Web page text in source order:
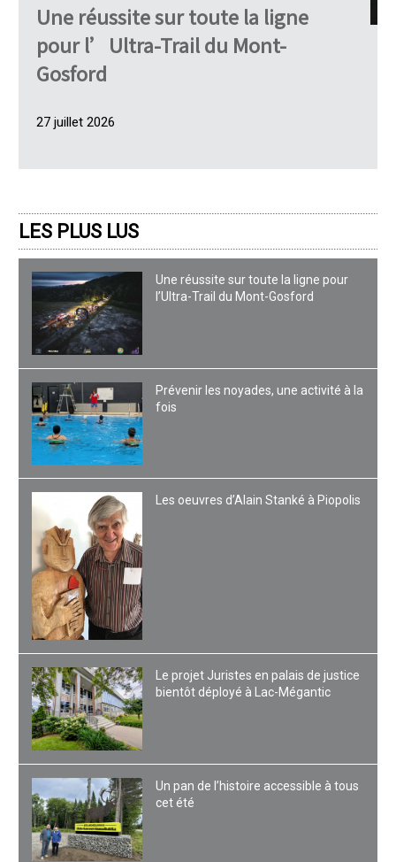
Une réussite sur toute la ligne
pour l’Ultra-Trail du Mont-
Gosford
27 juillet 2026
LES PLUS LUS
Une réussite sur toute la ligne pour
l’Ultra-Trail du Mont-Gosford
Prévenir les noyades, une activité à la
fois
Les oeuvres d’Alain Stanké à Piopolis
Le projet Juristes en palais de justice
bientôt déployé à Lac-Mégantic
Un pan de l’histoire accessible à tous
cet été